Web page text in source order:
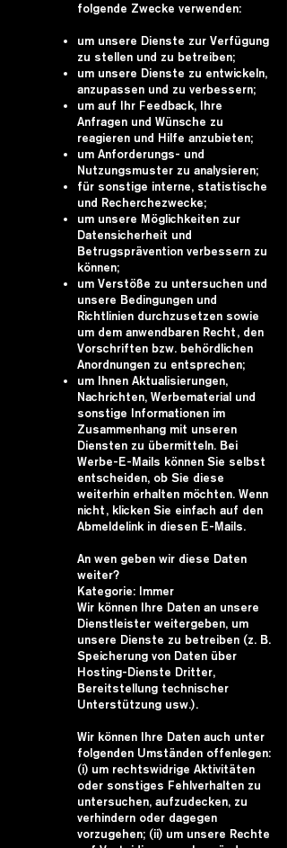
folgende Zwecke verwenden:
um unsere Dienste zur Verfügung
zu stellen und zu betreiben;
um unsere Dienste zu entwickeln,
anzupassen und zu verbessern;
um auf Ihr Feedback, Ihre
Anfragen und Wünsche zu
reagieren und Hilfe anzubieten;
um Anforderungs- und
Nutzungsmuster zu analysieren;
für sonstige interne, statistische
und Recherchezwecke;
um unsere Möglichkeiten zur
Datensicherheit und
Betrugsprävention verbessern zu
können;
um Verstöße zu untersuchen und
unsere Bedingungen und
Richtlinien durchzusetzen sowie
um dem anwendbaren Recht, den
Vorschriften bzw. behördlichen
Anordnungen zu entsprechen;
um Ihnen Aktualisierungen,
Nachrichten, Werbematerial und
sonstige Informationen im
Zusammenhang mit unseren
Diensten zu übermitteln. Bei
Werbe-E-Mails können Sie selbst
entscheiden, ob Sie diese
weiterhin erhalten möchten. Wenn
nicht, klicken Sie einfach auf den
Abmeldelink in diesen E-Mails.
An wen geben wir diese Daten
weiter?
Kategorie: Immer
Wir können Ihre Daten an unsere
Dienstleister weitergeben, um
unsere Dienste zu betreiben (z. B.
Speicherung von Daten über
Hosting-Dienste Dritter,
Bereitstellung technischer
Unterstützung usw.).
Wir können Ihre Daten auch unter
folgenden Umständen offenlegen:
(i) um rechtswidrige Aktivitäten
oder sonstiges Fehlverhalten zu
untersuchen, aufzudecken, zu
verhindern oder dagegen
vorzugehen; (ii) um unsere Rechte